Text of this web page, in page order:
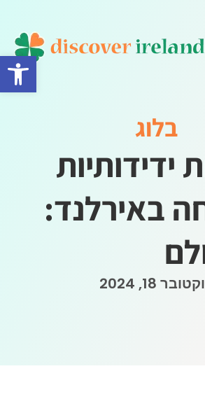
פתח
בלוג
ידידותיות
באירלנד:
18, 2024